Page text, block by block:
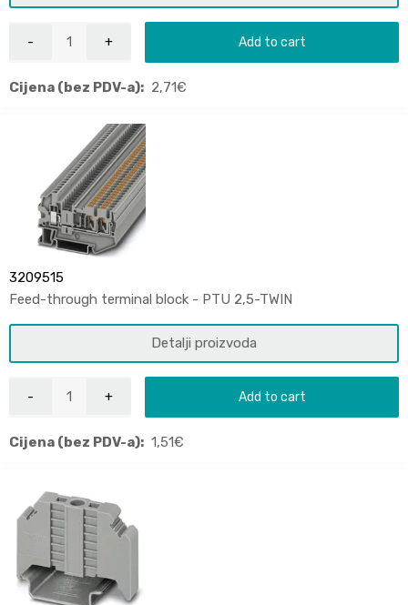
Add to cart
Cijena (bez PDV-a): 2,71€
3209515
Feed-through terminal block - PTU 2,5-TWIN
Detalji proizvoda
Add to cart
Cijena (bez PDV-a): 1,51€